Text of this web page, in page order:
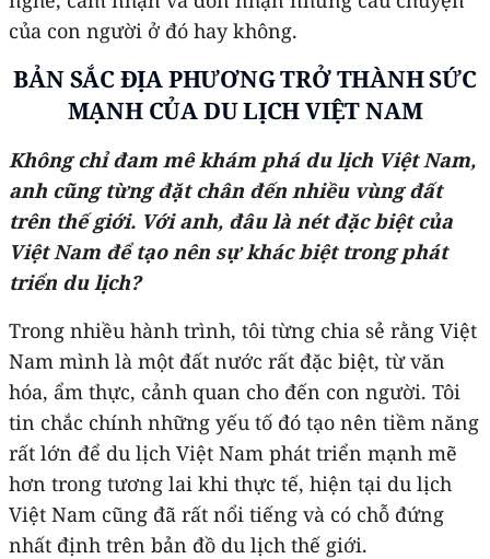
của con người ở đó hay không.
BẢN SẮC ĐỊA PHƯƠNG TRỞ THÀNH SỨC
MẠNH CỦA DU LỊCH VIỆT NAM
Không chỉ đam mê khám phá du lịch Việt Nam,
anh cũng từng đặt chân đến nhiều vùng đất
trên thế giới. Với anh, đâu là nét đặc biệt của
Việt Nam để tạo nên sự khác biệt trong phát
triển du lịch?
Trong nhiều hành trình, tôi từng chia sẻ rằng Việt
Nam mình là một đất nước rất đặc biệt, từ văn
hóa, ẩm thực, cảnh quan cho đến con người. Tôi
tin chắc chính những yếu tố đó tạo nên tiềm năng
rất lớn để du lịch Việt Nam phát triển mạnh mẽ
hơn trong tương lai khi thực tế, hiện tại du lịch
Việt Nam cũng đã rất nổi tiếng và có chỗ đứng
nhất định trên bản đồ du lịch thế giới.